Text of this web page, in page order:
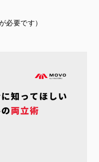
必要です）